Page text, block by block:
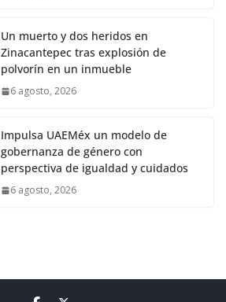
Un muerto y dos heridos en
Zinacantepec tras explosión de
polvorín en un inmueble
6 agosto, 2026
Impulsa UAEMéx un modelo de
gobernanza de género con
perspectiva de igualdad y cuidados
6 agosto, 2026